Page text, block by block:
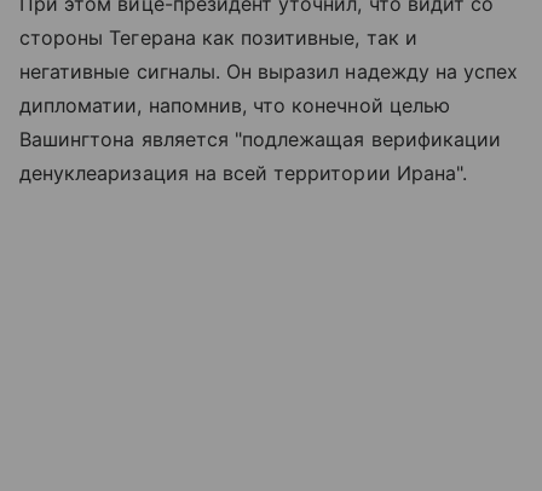
стороны Тегерана как позитивные, так и
негативные сигналы. Он выразил надежду на успех
дипломатии, напомнив, что конечной целью
Вашингтона является "подлежащая верификации
денуклеаризация на всей территории Ирана".